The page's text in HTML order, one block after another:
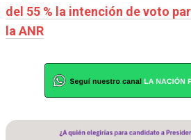
del 55 % la intención de voto
la ANR